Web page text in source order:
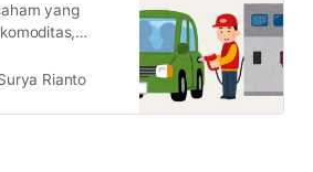
yang
di pasar
Rianto